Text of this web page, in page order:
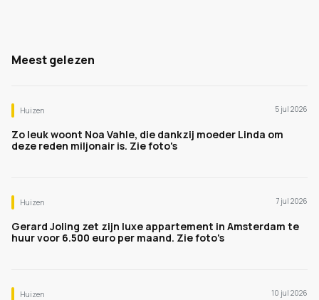
Meest gelezen
Huizen 5 jul 2026
Zo leuk woont Noa Vahle, die dankzij moeder Linda om
deze reden miljonair is. Zie foto's
Huizen 7 jul 2026
Gerard Joling zet zijn luxe appartement in Amsterdam te
huur voor 6.500 euro per maand. Zie foto's
Huizen 10 jul 2026